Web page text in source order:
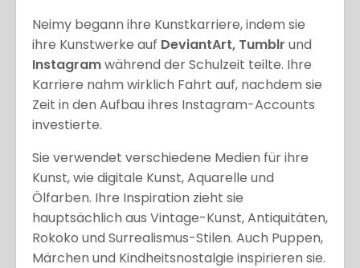
Neimy begann ihre Kunstkarriere, indem sie
ihre Kunstwerke auf DeviantArt, Tumblr und
Instagramwährend der Schulzeit teilte. Ihre
Karriere nahm wirklich Fahrt auf, nachdem sie
Zeit in den Aufbau ihres Instagram-Accounts
investierte.
Sie verwendet verschiedene Medien für ihre
Kunst, wie digitale Kunst, Aquarelle und
Ölfarben. Ihre Inspiration zieht sie
hauptsächlich aus Vintage-Kunst, Antiquitäten,
Rokoko und Surrealismus-Stilen. Auch Puppen,
Märchen und Kindheitsnostalgie inspirieren sie.